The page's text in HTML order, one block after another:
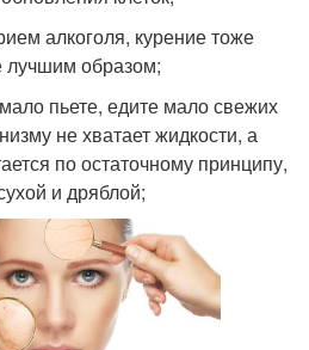
алкоголя, курение тоже
лучшим образом;
пьете, едите мало свежих
не хватает жидкости, а
по остаточному принципу,
и дряблой;